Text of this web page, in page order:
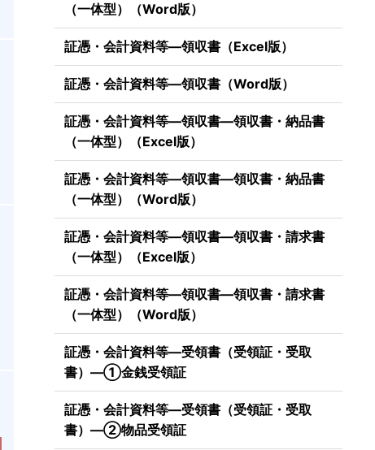
（一体型）（Word版）
証憑・会計資料等―領収書（Excel版）
証憑・会計資料等―領収書（Word版）
証憑・会計資料等―領収書―領収書・納品書
（一体型）（Excel版）
証憑・会計資料等―領収書―領収書・納品書
（一体型）（Word版）
証憑・会計資料等―領収書―領収書・請求書
（一体型）（Excel版）
証憑・会計資料等―領収書―領収書・請求書
（一体型）（Word版）
証憑・会計資料等―受領書（受領証・受取
書）―①金銭受領証
証憑・会計資料等―受領書（受領証・受取
書）―②物品受領証